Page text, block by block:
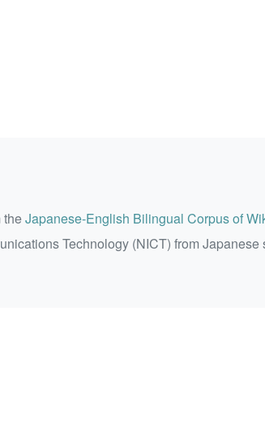
Japanese-English Bilingual Corpus of
Technology (NICT) from